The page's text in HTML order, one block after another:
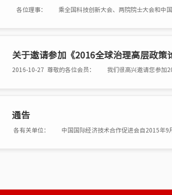
关于邀请参加《2016全球治理高层政策
通告